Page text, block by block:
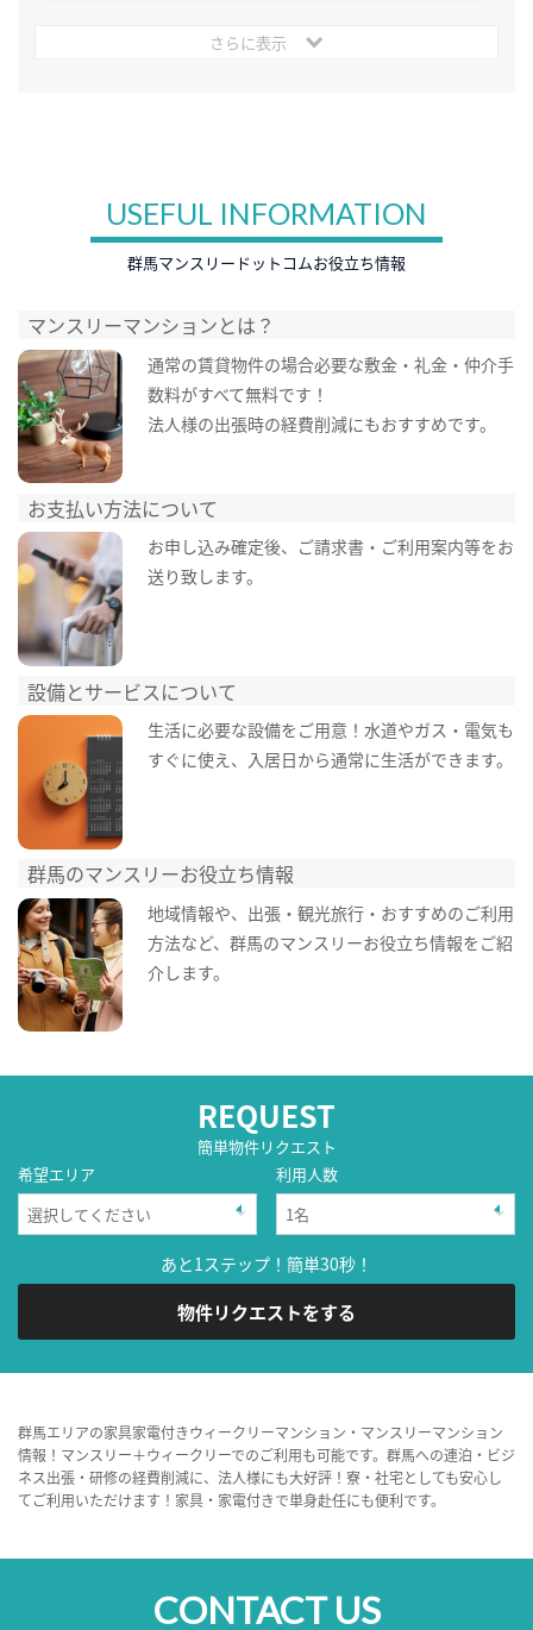
さらに表示
USEFUL INFORMATION
群馬マンスリードットコムお役立ち情報
マンスリーマンションとは？
通常の賃貸物件の場合必要な敷金・礼金・仲介手
数料がすべて無料です！
法人様の出張時の経費削減にもおすすめです。
お支払い方法について
お申し込み確定後、ご請求書・ご利用案内等をお
送り致します。
設備とサービスについて
生活に必要な設備をご用意！水道やガス・電気も
すぐに使え、入居日から通常に生活ができます。
群馬のマンスリーお役立ち情報
地域情報や、出張・観光旅行・おすすめのご利用
方法など、群馬のマンスリーお役立ち情報をご紹
介します。
REQUEST
簡単物件リクエスト
希望エリア
利用人数
あと1ステップ！簡単30秒！
物件リクエストをする
群馬エリアの家具家電付きウィークリーマンション・マンスリーマンション
情報！マンスリー＋ウィークリーでのご利用も可能です。群馬への連泊・ビジ
ネス出張・研修の経費削減に、法人様にも大好評！寮・社宅としても安心し
てご利用いただけます！家具・家電付きで単身赴任にも便利です。
CONTACT US